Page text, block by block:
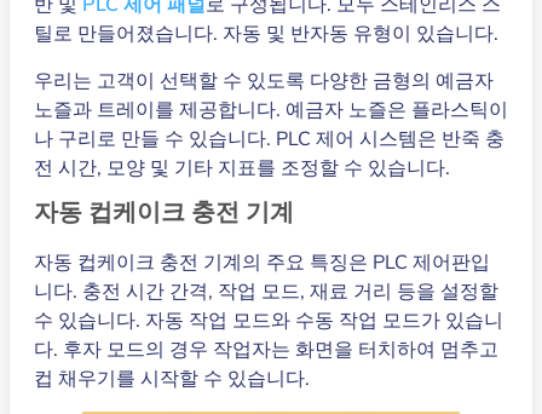
틸로 만들어졌습니다. 자동 및 반자동 유형이 있습니다.
우리는 고객이 선택할 수 있도록 다양한 금형의 예금자
노즐과 트레이를 제공합니다. 예금자 노즐은 플라스틱이
나 구리로 만들 수 있습니다. PLC 제어 시스템은 반죽 충
전 시간, 모양 및 기타 지표를 조정할 수 있습니다.
자동 컵케이크 충전 기계
자동 컵케이크 충전 기계의 주요 특징은 PLC 제어판입
니다. 충전 시간 간격, 작업 모드, 재료 거리 등을 설정할
수 있습니다. 자동 작업 모드와 수동 작업 모드가 있습니
다. 후자 모드의 경우 작업자는 화면을 터치하여 멈추고
컵 채우기를 시작할 수 있습니다.